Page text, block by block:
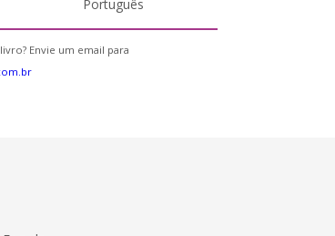
Português
Envie um email para